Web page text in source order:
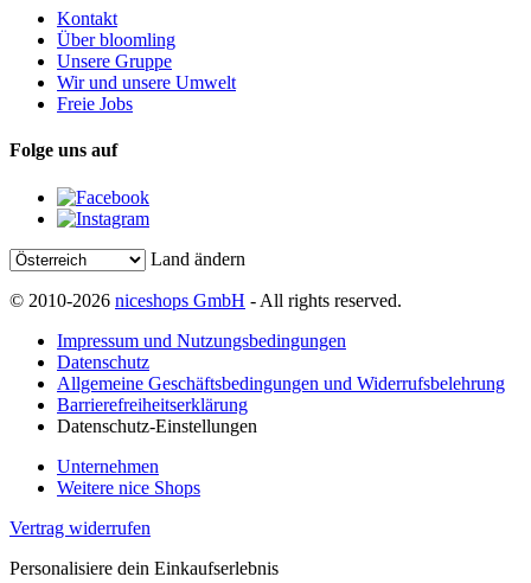
Kontakt
Über bloomling
Unsere Gruppe
Wir und unsere Umwelt
Freie Jobs
Folge uns auf
Land ändern
© 2010-2026 niceshops GmbH - All rights reserved.
Impressum und Nutzungsbedingungen
Datenschutz
Allgemeine Geschäftsbedingungen und Widerrufsbelehrung
Barrierefreiheitserklärung
Datenschutz-Einstellungen
Unternehmen
Weitere nice Shops
Vertrag widerrufen
Personalisiere dein Einkaufserlebnis